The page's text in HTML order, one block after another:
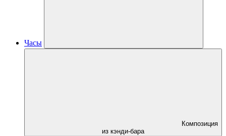
Часы
Композиция
из кэнди-бара